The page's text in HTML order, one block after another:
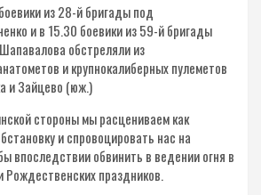
из 28-й бригады под
и в 15.30 боевики из 59-й бригады
обстреляли из
и крупнокалиберных пулеметов
и Зайцево (юж.)
стороны мы расцениваем как
и спровоцировать нас на
впоследствии обвинить в ведении огня в
Рождественских праздников.